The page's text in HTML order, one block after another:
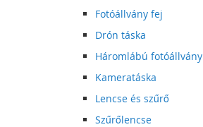
Fotóállvány fej
Drón táska
Háromlábú fotóállvány
Kameratáska
Lencse és szűrő
Szűrőlencse